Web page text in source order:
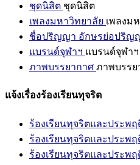
ชุดนิสิต ชุดนิสิต
เพลงมหาวิทยาลัย เพลงม
ชื่อปริญญา อักษรย่อปริญ
แบรนด์จุฬาฯ แบรนด์จุฬาฯ
ภาพบรรยากาศ ภาพบรรย
แจ้งเรื่องร้องเรียนทุจริต
ร้องเรียนทุจริตและประพ
ร้องเรียนทุจริตและประพ
ร้องเรียนทุจริตและประพ